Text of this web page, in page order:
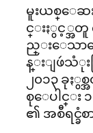
မူးယစ္ေဆး
င္းႏွင့္အ
ည္းေသာ
န္းျဖဴသံုးစ
၂၀၁၃ ခုႏွ
စုေပါင္း
၏ အစီရင္ခံ